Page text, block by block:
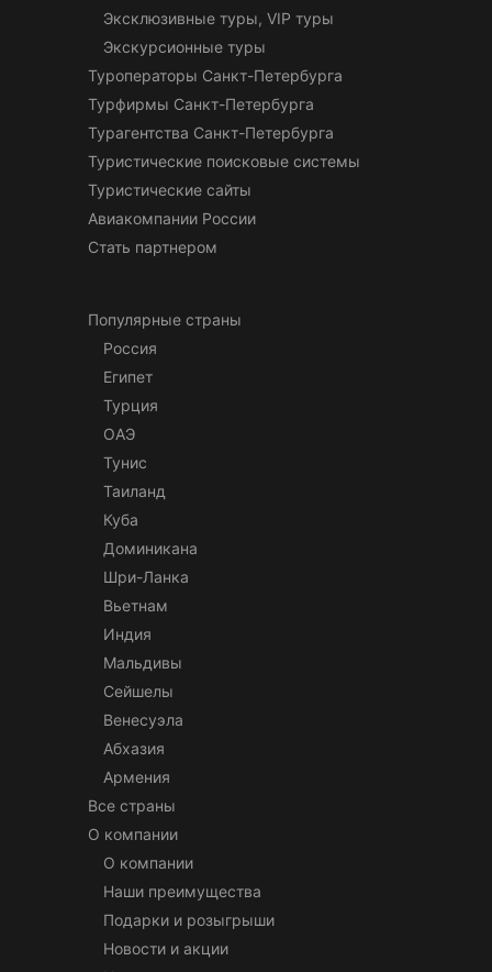
Эксклюзивные туры, VIP туры
Экскурсионные туры
Туроператоры Санкт-Петербурга
Турфирмы Санкт-Петербурга
Турагентства Санкт-Петербурга
Туристические поисковые системы
Туристические сайты
Авиакомпании России
Стать партнером
Популярные страны
Россия
Египет
Турция
ОАЭ
Тунис
Таиланд
Куба
Доминикана
Шри-Ланка
Вьетнам
Индия
Мальдивы
Сейшелы
Венесуэла
Абхазия
Армения
Все страны
О компании
О компании
Наши преимущества
Подарки и розыгрыши
Новости и акции